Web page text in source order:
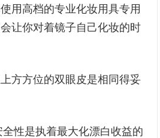
用高档的专业化妆用具专用
让你对着镜子自己化妆的时
方方位的双眼皮是相同得妥
性是执着最大化漂白收益的